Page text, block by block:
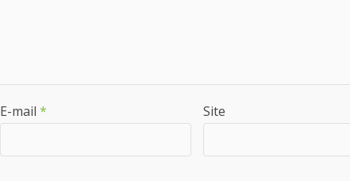
E-mail * Site